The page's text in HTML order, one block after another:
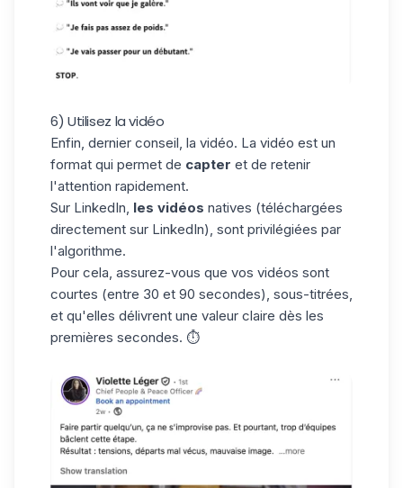
6) Utilisez la vidéo
Enfin, dernier conseil, la vidéo. La vidéo est un
format qui permet de capter et de retenir
l'attention rapidement.
Sur LinkedIn, les vidéos natives (téléchargées
directement sur LinkedIn), sont privilégiées par
l'algorithme.
Pour cela, assurez-vous que vos vidéos sont
courtes (entre 30 et 90 secondes), sous-titrées,
et qu'elles délivrent une valeur claire dès les
premières secondes. ⏱️